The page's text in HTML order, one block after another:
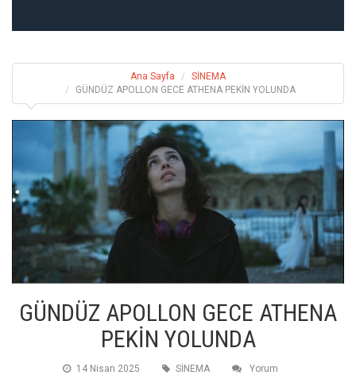
Ana Sayfa
SİNEMA
GÜNDÜZ APOLLON GECE ATHENA PEKİN YOLUNDA
GÜNDÜZ APOLLON GECE ATHENA
PEKİN YOLUNDA
14 Nisan 2025 SİNEMA Yorum